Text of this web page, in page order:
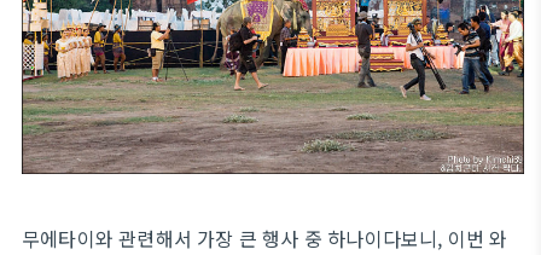
무에타이와 관련해서 가장 큰 행사 중 하나이다보니, 이번 와